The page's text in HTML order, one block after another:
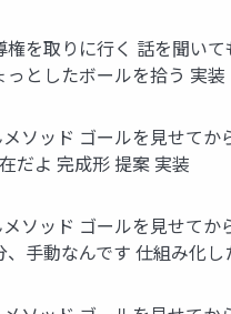
権を取りに行く 話を聞い
としたボールを拾う 実装
ソッド ゴールを見せて
だよ 完成形 提案 実装
ソッド ゴールを見せて
手動なんです 仕組み化し